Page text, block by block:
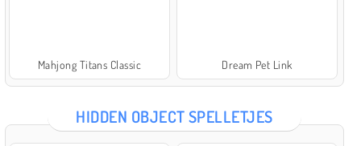
Mahjong Titans Classic Dream Pet Link
HIDDEN OBJECT SPELLETJES